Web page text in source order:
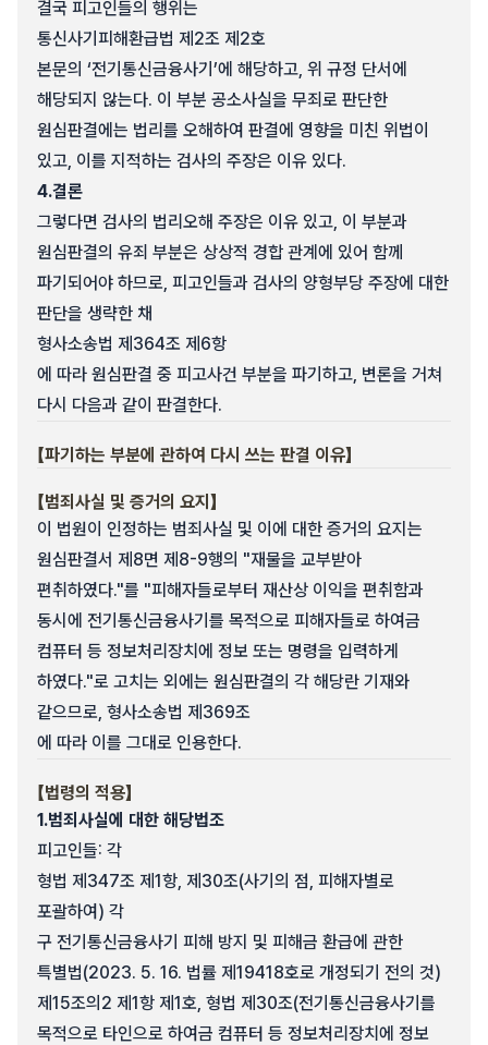
결국 피고인들의 행위는
통신사기피해환급법 제2조 제2호
본문의 ‘전기통신금융사기’에 해당하고, 위 규정 단서에
해당되지 않는다. 이 부분 공소사실을 무죄로 판단한
원심판결에는 법리를 오해하여 판결에 영향을 미친 위법이
있고, 이를 지적하는 검사의 주장은 이유 있다.
4.결론
그렇다면 검사의 법리오해 주장은 이유 있고, 이 부분과
원심판결의 유죄 부분은 상상적 경합 관계에 있어 함께
파기되어야 하므로, 피고인들과 검사의 양형부당 주장에 대한
판단을 생략한 채
형사소송법 제364조 제6항
에 따라 원심판결 중 피고사건 부분을 파기하고, 변론을 거쳐
다시 다음과 같이 판결한다.
【파기하는 부분에 관하여 다시 쓰는 판결 이유】
【범죄사실 및 증거의 요지】
이 법원이 인정하는 범죄사실 및 이에 대한 증거의 요지는
원심판결서 제8면 제8-9행의 "재물을 교부받아
편취하였다."를 "피해자들로부터 재산상 이익을 편취함과
동시에 전기통신금융사기를 목적으로 피해자들로 하여금
컴퓨터 등 정보처리장치에 정보 또는 명령을 입력하게
하였다."로 고치는 외에는 원심판결의 각 해당란 기재와
같으므로, 형사소송법 제369조
에 따라 이를 그대로 인용한다.
【법령의 적용】
1.범죄사실에 대한 해당법조
피고인들: 각
형법 제347조 제1항, 제30조(사기의 점, 피해자별로
포괄하여) 각
구 전기통신금융사기 피해 방지 및 피해금 환급에 관한
특별법(2023. 5. 16. 법률 제19418호로 개정되기 전의 것)
제15조의2 제1항 제1호, 형법 제30조(전기통신금융사기를
목적으로 타인으로 하여금 컴퓨터 등 정보처리장치에 정보